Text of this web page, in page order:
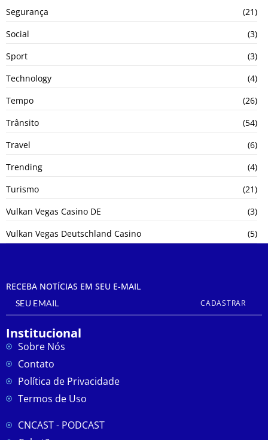
Segurança
(21)
Social
(3)
Sport
(3)
Technology
(4)
Tempo
(26)
Trânsito
(54)
Travel
(6)
Trending
(4)
Turismo
(21)
Vulkan Vegas Casino DE
(3)
Vulkan Vegas Deutschland Casino
(5)
RECEBA NOTÍCIAS EM SEU E-MAIL
CADASTRAR
Institucional
Sobre Nós
Contato
Política de Privacidade
Termos de Uso
CNCAST - PODCAST